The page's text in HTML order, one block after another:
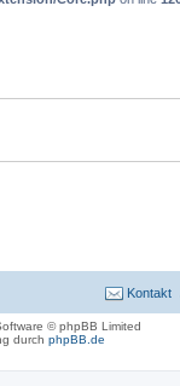
Kontakt
© phpBB Limited
durch phpBB.de